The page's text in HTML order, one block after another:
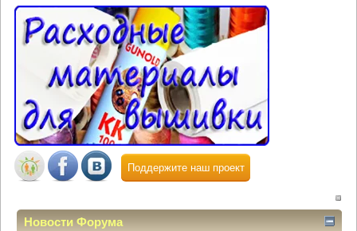
Поддержите наш проект
Новости Форума